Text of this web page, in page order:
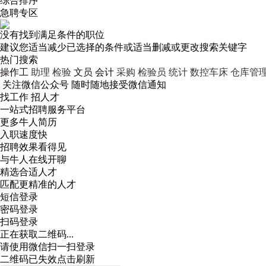
急聘专区
没有找到满足条件的职位
建议您适当减少已选择的条件或适当删减或更改搜索关键字
热门搜索
操作工 助理 检验 文员 会计 采购 检验员 统计 数控车床 仓库管
关注微信公众号 随时随地接受微信通知
找工作 招人才
一站式招聘服务平台
更多牛人简历
入职速度快
招聘效果看得见
与牛人在线开聊
精选合适人才
匹配更精准的人才
短信登录
密码登录
扫码登录
正在获取二维码...
请使用微信扫一扫登录
二维码已失效点击刷新